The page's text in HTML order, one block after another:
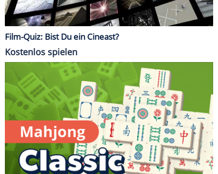
Film-Quiz: Bist Du ein Cineast?
Kostenlos spielen